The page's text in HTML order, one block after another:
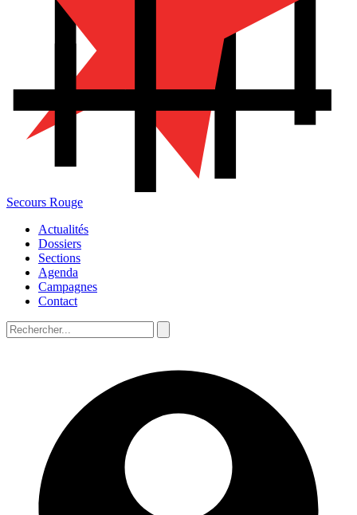
Secours Rouge
Actualités
Dossiers
Sections
Agenda
Campagnes
Contact